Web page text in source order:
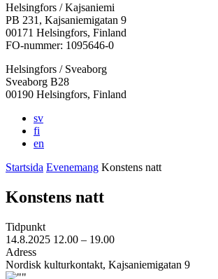
Facebook:
Öppnas
i
en
flik
Instagram:
Öppnas
i
en
flik
TikTok:
Öppnas
i
en
flik
Youtube:
Öppnas
i
en
flik
Vimeo:
Öppnas
i
en
flik
Helsingfors / Kajsaniemi
PB 231, Kajsaniemigatan 9
00171 Helsingfors, Finland
FO-nummer: 1095646-0
Helsingfors / Sveaborg
Sveaborg B28
00190 Helsingfors, Finland
sv
fi
en
Startsida Evenemang Konstens natt
Konstens natt
Tidpunkt
14.8.2025 12.00 – 19.00
Adress
Nordisk kulturkontakt, Kajsaniemigatan 9